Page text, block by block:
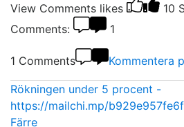
View Comments likes 10
Comments:
1
1 Comments Kommentera
Rökningen under 5 procent -
https://mailchi.mp/
Färre